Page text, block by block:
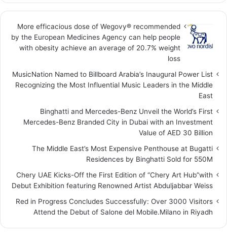
More efficacious dose of Wegovy®️ recommended
by the European Medicines Agency can help people
with obesity achieve an average of 20.7% weight
loss
MusicNation Named to Billboard Arabia’s Inaugural Power List
Recognizing the Most Influential Music Leaders in the Middle
East
Binghatti and Mercedes-Benz Unveil the World’s First
Mercedes-Benz Branded City in Dubai with an Investment
Value of AED 30 Billion
The Middle East’s Most Expensive Penthouse at Bugatti
Residences by Binghatti Sold for 550M
Chery UAE Kicks-Off the First Edition of “Chery Art Hub”with
Debut Exhibition featuring Renowned Artist Abduljabbar Weiss
Red in Progress Concludes Successfully: Over 3000 Visitors
Attend the Debut of Salone del Mobile.Milano in Riyadh